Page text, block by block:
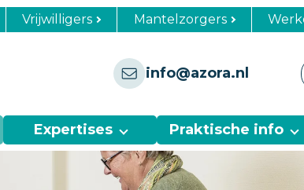
Vrijwilligers Mantelzorgers
info@azora.nl
Expertises Praktische info